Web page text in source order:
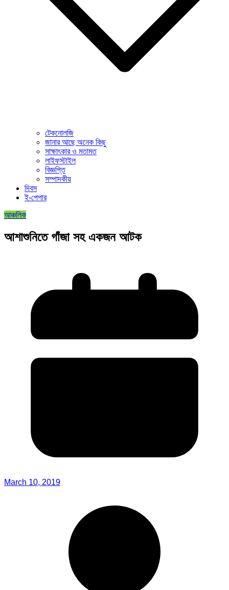
টেকনোলজি
জানার আছে অনেক কিছু
সাক্ষাৎকার ও মতামত
লাইফস্টাইল
বিজ্ঞপ্তি
সম্পাদকীয়
দিবস
ই-পেপার
আঞ্চলিক
আশাশুনিতে গাঁজা সহ একজন আটক
March 10, 2019